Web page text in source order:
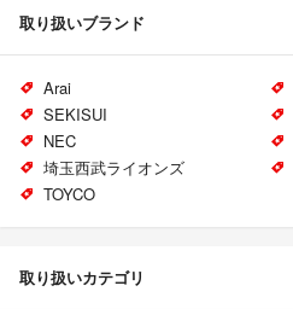
取り扱いブランド
Arai
SEKISUI
NEC
埼玉西武ライオンズ
TOYCO
取り扱いカテゴリ